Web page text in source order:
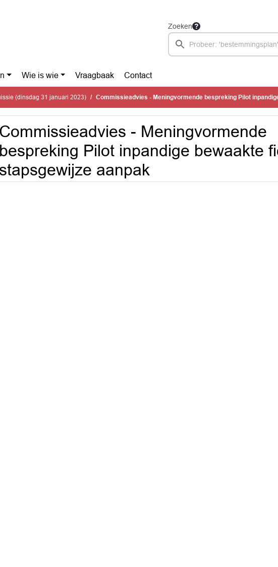
Zoeken
Wie is wie Vraagbaak Contact
(dinsdag 31 januari 2023) Commissieadvies - Meningvormende bespreking Pilot inpandige bewaakte fietsenstalling of stapsgewijze
Commissieadvies - Meningvormende
bespreking Pilot inpandige bewaakte
stapsgewijze aanpak